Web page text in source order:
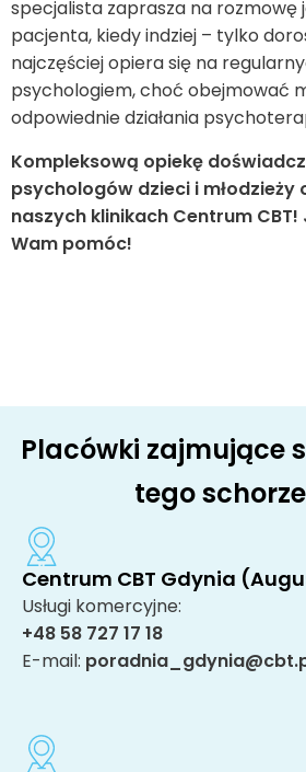
specjalista zaprasza na rozmowę
pacjenta, kiedy indziej – tylko
najczęściej opiera się na
psychologiem, choć obejmować
odpowiednie działania
Kompleksową opiekę
psychologów dzieci i młodzieży
naszych klinikach Centrum
Wam pomóc!
Placówki zajmujące
tego
Centrum CBT Gdynia
Usługi komercyjne:
+48 58 727 17 18
E-mail: